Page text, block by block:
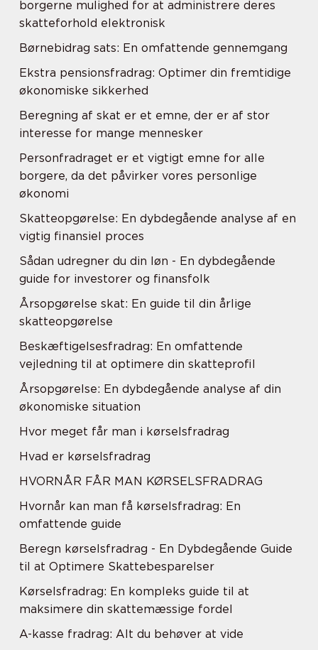
borgerne mulighed for at administrere deres
skatteforhold elektronisk
Børnebidrag sats: En omfattende gennemgang
Ekstra pensionsfradrag: Optimer din fremtidige
økonomiske sikkerhed
Beregning af skat er et emne, der er af stor
interesse for mange mennesker
Personfradraget er et vigtigt emne for alle
borgere, da det påvirker vores personlige
økonomi
Skatteopgørelse: En dybdegående analyse af en
vigtig finansiel proces
Sådan udregner du din løn - En dybdegående
guide for investorer og finansfolk
Årsopgørelse skat: En guide til din årlige
skatteopgørelse
Beskæftigelsesfradrag: En omfattende
vejledning til at optimere din skatteprofil
Årsopgørelse: En dybdegående analyse af din
økonomiske situation
Hvor meget får man i kørselsfradrag
Hvad er kørselsfradrag
HVORNÅR FÅR MAN KØRSELSFRADRAG
Hvornår kan man få kørselsfradrag: En
omfattende guide
Beregn kørselsfradrag - En Dybdegående Guide
til at Optimere Skattebesparelser
Kørselsfradrag: En kompleks guide til at
maksimere din skattemæssige fordel
A-kasse fradrag: Alt du behøver at vide